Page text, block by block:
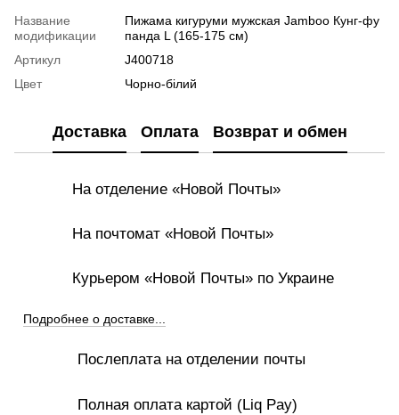
Название
модификации
Пижама кигуруми мужская Jamboo Кунг-фу
панда L (165-175 см)
Артикул
J400718
Цвет
Чорно-білий
Доставка Оплата Возврат и обмен
На отделение «Новой Почты»
На почтомат «Новой Почты»
Курьером «Новой Почты» по Украине
Подробнее о доставке...
Послеплата на отделении почты
Полная оплата картой (Liq Pay)